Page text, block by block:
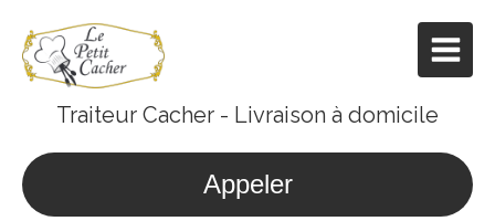
Traiteur Cacher - Livraison à domicile
Appeler